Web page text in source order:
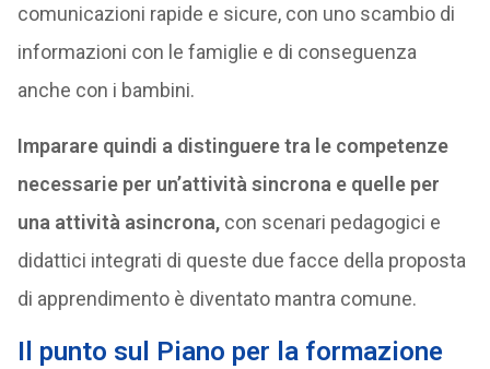
comunicazioni rapide e sicure, con uno scambio di
informazioni con le famiglie e di conseguenza
anche con i bambini.
Imparare quindi a distinguere tra le competenze
necessarie per un’attività sincrona e quelle per
una attività asincrona,con scenari pedagogici e
didattici integrati di queste due facce della proposta
di apprendimento è diventato mantra comune.
Il punto sul Piano per la formazione